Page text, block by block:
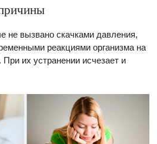
не вызвано скачками давления,
реакциями организма на
их устранении исчезает и